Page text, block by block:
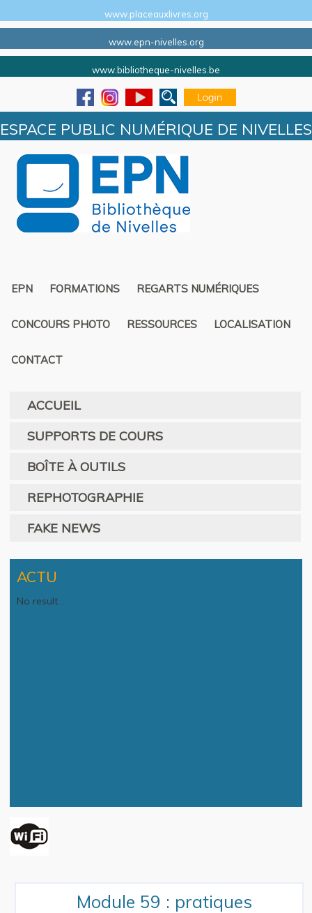
www.placeauxlivres.org
www.epn-nivelles.org
www.bibliotheque-nivelles.be
ESPACE PUBLIC NUMÉRIQUE DE NIVELLES
EPN FORMATIONS REGARTS NUMÉRIQUES
CONCOURS PHOTO RESSOURCES LOCALISATION
CONTACT
ACCUEIL
SUPPORTS DE COURS
BOÎTE À OUTILS
REPHOTOGRAPHIE
FAKE NEWS
ACTU
No result...
Module 59 : pratiques